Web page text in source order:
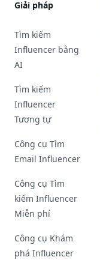
Giải pháp
Tìm kiếm
Influencer bằng
AI
Tìm kiếm
Influencer
Tương tự
Công cụ Tìm
Email Influencer
Công cụ Tìm
kiếm Influencer
Miễn phí
Công cụ Khám
phá Influencer